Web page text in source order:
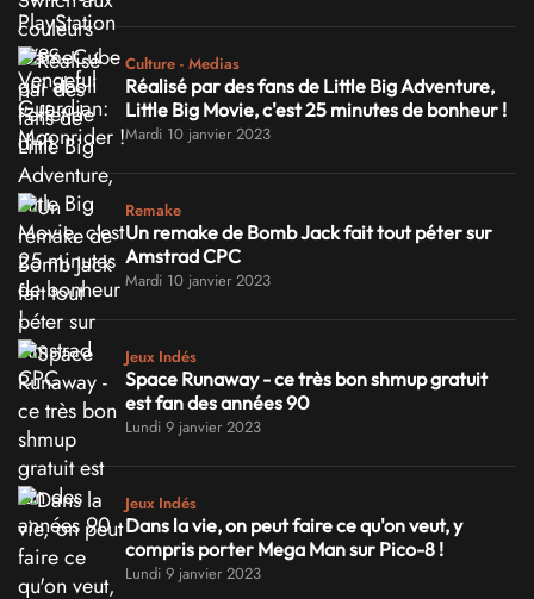
Culture - Medias
Réalisé par des fans de Little Big Adventure,
Little Big Movie, c'est 25 minutes de bonheur !
Mardi 10 janvier 2023
Remake
Un remake de Bomb Jack fait tout péter sur
Amstrad CPC
Mardi 10 janvier 2023
Jeux Indés
Space Runaway - ce très bon shmup gratuit
est fan des années 90
Lundi 9 janvier 2023
Jeux Indés
Dans la vie, on peut faire ce qu'on veut, y
compris porter Mega Man sur Pico-8 !
Lundi 9 janvier 2023